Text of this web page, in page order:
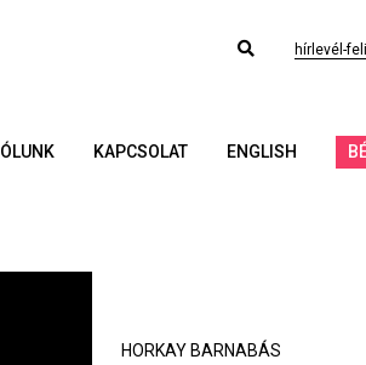
hírlevél-
KAPCSOLAT ENGLISH
HORKAY BARNABÁS